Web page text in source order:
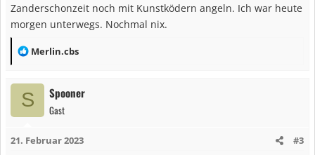
Zanderschonzeit noch mit Kunstködern angeln. Ich war heute
morgen unterwegs. Nochmal nix.
R
a
k
o
Merlin.cbs
S Spooner
Gast
21. Februar 2023 #3